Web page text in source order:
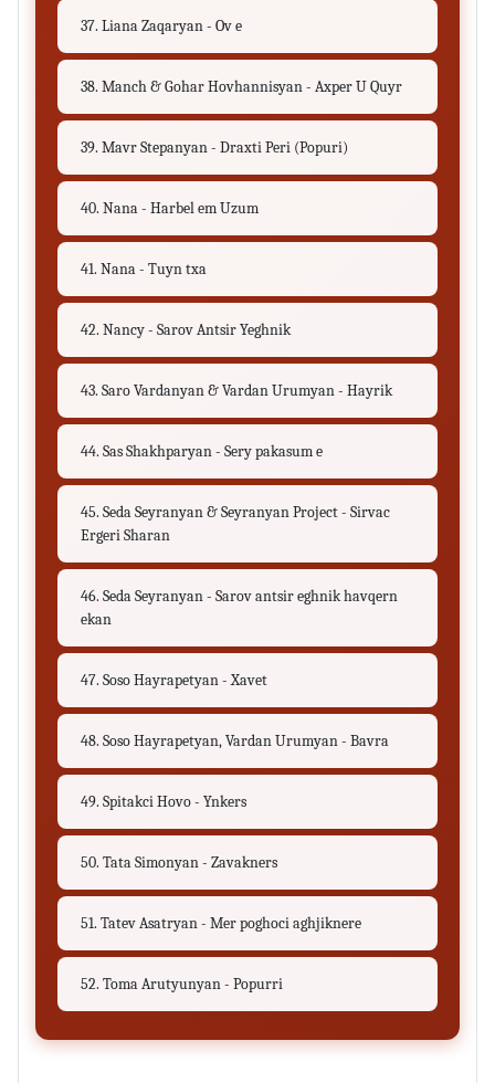
37. Liana Zaqaryan - Ov e
38. Manch & Gohar Hovhannisyan - Axper U Quyr
39. Mavr Stepanyan - Draxti Peri (Popuri)
40. Nana - Harbel em Uzum
41. Nana - Tuyn txa
42. Nancy - Sarov Antsir Yeghnik
43. Saro Vardanyan & Vardan Urumyan - Hayrik
44. Sas Shakhparyan - Sery pakasum e
45. Seda Seyranyan & Seyranyan Project - Sirvac
Ergeri Sharan
46. Seda Seyranyan - Sarov antsir eghnik havqern
ekan
47. Soso Hayrapetyan - Xavet
48. Soso Hayrapetyan, Vardan Urumyan - Bavra
49. Spitakci Hovo - Ynkers
50. Tata Simonyan - Zavakners
51. Tatev Asatryan - Mer poghoci aghjiknere
52. Toma Arutyunyan - Popurri